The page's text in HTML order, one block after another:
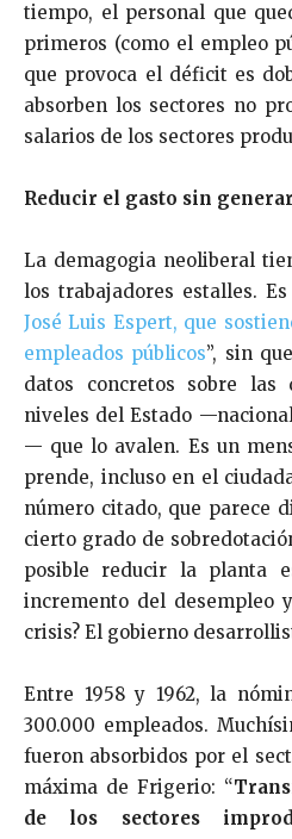
tiempo, el personal que
primeros (como el empleo
que provoca el déficit es
absorben los sectores no
salarios de los sectores
Reducir el gasto sin
La demagogia neoliberal
los trabajadores estalles.
José Luis Espert, que
empleados públicos”, sin
datos concretos sobre las
niveles del Estado
— que lo avalen. Es un
prende, incluso en el
número citado, que parece
cierto grado de
posible reducir la planta
incremento del desempleo
crisis? El gobierno
Entre 1958 y 1962, la
300.000 empleados.
fueron absorbidos por el
máxima de Frigerio: “
de los sectores